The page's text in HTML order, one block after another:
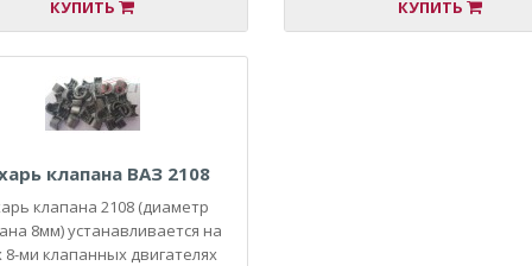
КУПИТЬ КУПИТЬ
клапана ВАЗ 2108
клапана 2108 (диаметр
8мм) устанавливается на
8-ми клапанных двигателях